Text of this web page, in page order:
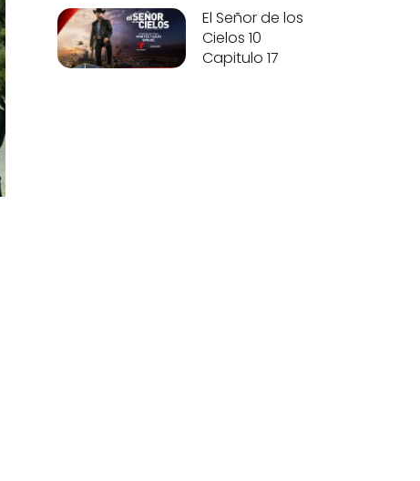
El Señor de los
Cielos 10
Capitulo 17